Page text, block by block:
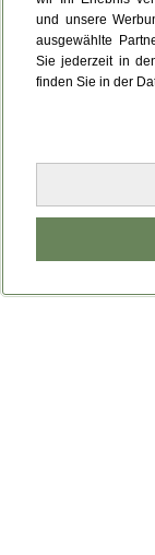
und unsere
ausgewählte
Sie jederzeit in
finden Sie in der